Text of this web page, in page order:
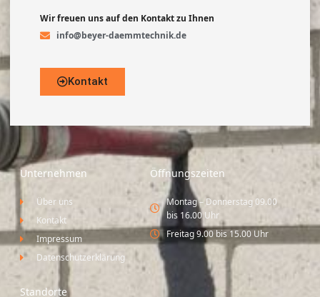
Wir freuen uns auf den Kontakt zu Ihnen
info@beyer-daemmtechnik.de
Kontakt
Unternehmen
Über uns
Kontakt
Impressum
Datenschutzerklärung
Öffnungszeiten
Montag – Donnerstag 09.00
bis 16.00 Uhr
Freitag 9.00 bis 15.00 Uhr
Standorte